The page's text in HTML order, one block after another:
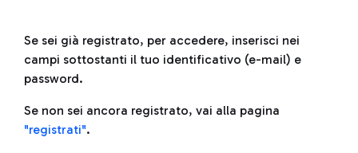
Se sei già registrato, per accedere, inserisci nei
campi sottostanti il tuo identificativo (e-mail) e
password.
Se non sei ancora registrato, vai alla pagina
"registrati".